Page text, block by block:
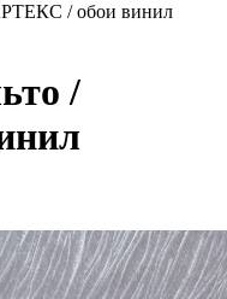
/ обои винил
/